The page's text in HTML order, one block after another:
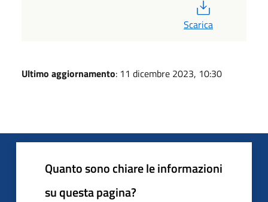
Scarica
Ultimo aggiornamento: 11 dicembre 2023, 10:30
Quanto sono chiare le informazioni
su questa pagina?